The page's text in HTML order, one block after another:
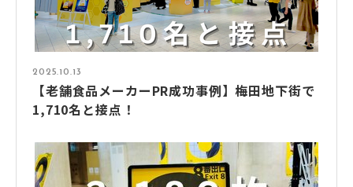
2025.10.13
【老舗食品メーカーPR成功事例】梅田地下街で
1,710名と接点！